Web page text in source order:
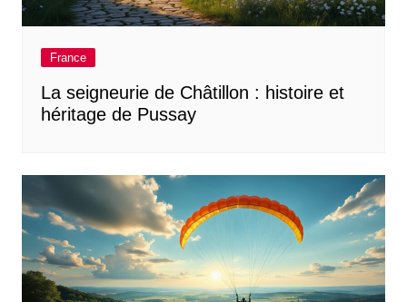
France
La seigneurie de Châtillon : histoire et
héritage de Pussay